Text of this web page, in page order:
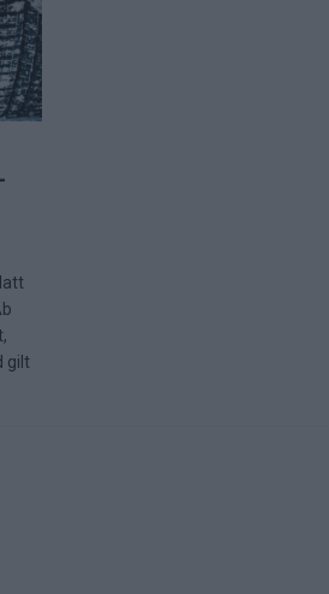
vier Big-Four-Länder, ein Gastgeber
Walzer zu kurz, Moderation zu
2: Dänemark vorne, Aserbaidschan chancenlos
Café, neue Westernstadt: Der Europa-Park
problematisch, Deutschland strukturell
gilt